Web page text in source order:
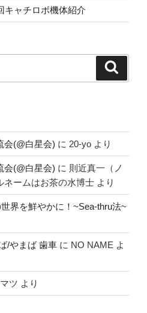
キャチロボ機体紹介
会(@白星会) に 20-yo より
会(@白星会) に 則近真一（ノ
ネームはお茶の水博士 より
界を鮮やかに！~Sea-thru法~
/やまば 歯車 に NO NAME よ
ツ より